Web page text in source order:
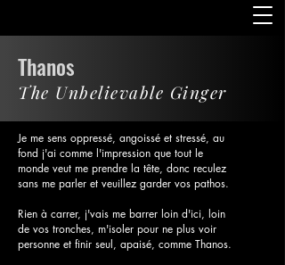
Thanos
The Unbelievable Ginger
Je me sens oppressé, angoissé et stressé, au
fond j'ai comme l'impression que tout le
monde veut me prendre la tête, donc reculez
sans me parler et veuillez garder vos pathos.
Rien à carrer, j'vais me barrer loin d'ici, loin
de vos tronches, m'isoler pour ne plus voir
personne et finir seul, apaisé, comme Thanos.